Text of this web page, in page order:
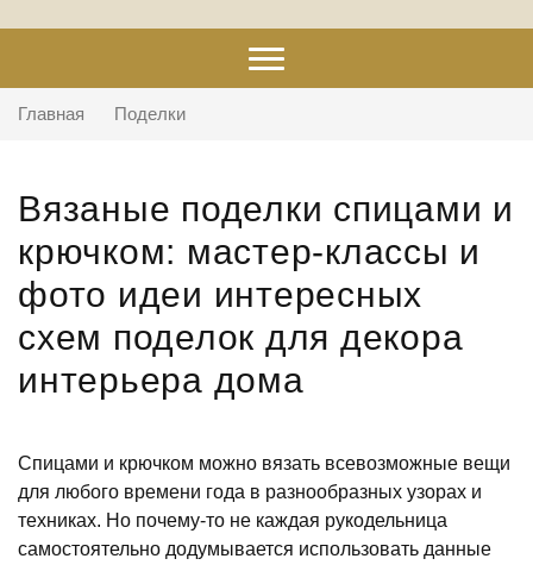
Главная Поделки
Вязаные поделки спицами и
крючком: мастер-классы и
фото идеи интересных
схем поделок для декора
интерьера дома
Спицами и крючком можно вязать всевозможные вещи
для любого времени года в разнообразных узорах и
техниках. Но почему-то не каждая рукодельница
самостоятельно додумывается использовать данные